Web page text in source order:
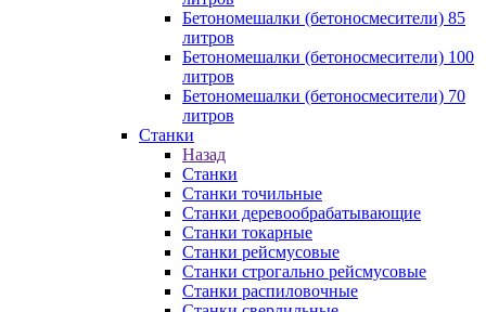
Бетономешалки (бетоносмесители) 85
литров
Бетономешалки (бетоносмесители) 100
литров
Бетономешалки (бетоносмесители) 70
литров
Станки
Назад
Станки
Станки точильные
Станки деревообрабатывающие
Станки токарные
Станки рейсмусовые
Станки строгально рейсмусовые
Станки распиловочные